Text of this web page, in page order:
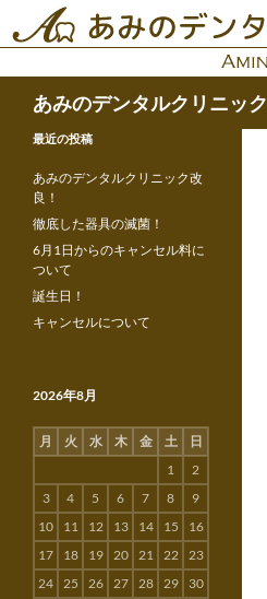
ン
あみのデンタルクリニック
最近の投稿
あみのデンタルクリニック改
良！
徹底した器具の滅菌！
6月1日からのキャンセル料に
ついて
誕生日！
キャンセルについて
2026年8月
月 火 水 木 金 土
日
1
2
3
4 5 6 7 8
9
10
11 12 13 14 15
16
17
18 19 20 21 22
23
24 25 26 27 28 29
30